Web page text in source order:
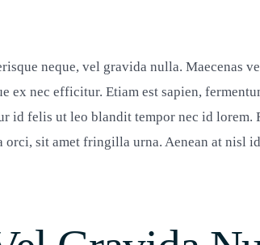
neque, vel gravida nulla. Maecenas
ex nec efficitur. Etiam est sapien,
id felis ut leo blandit tempor nec id lorem.
orci, sit amet fringilla urna. Aenean at nisl